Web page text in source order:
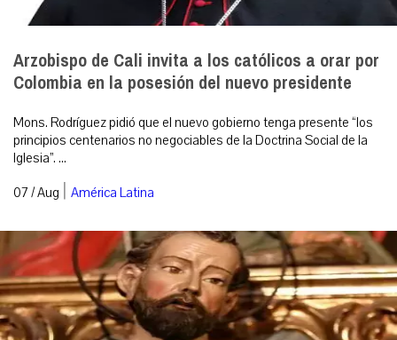
Arzobispo de Cali invita a los católicos a orar por
Colombia en la posesión del nuevo presidente
Mons. Rodríguez pidió que el nuevo gobierno tenga presente “los
principios centenarios no negociables de la Doctrina Social de la
Iglesia”. ...
07 / Aug | América Latina